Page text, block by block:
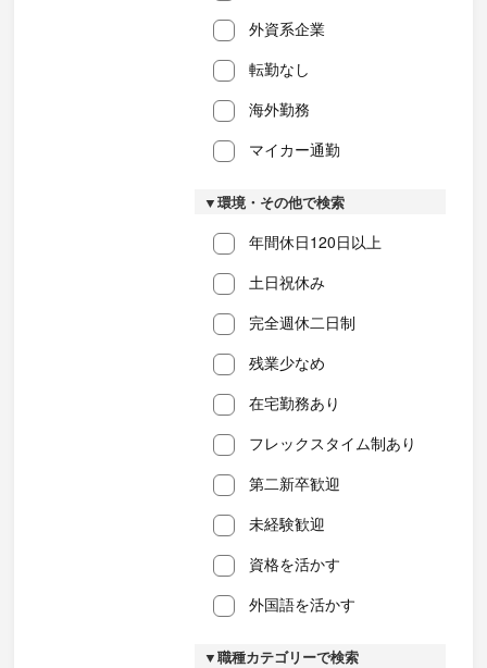
外資系企業
転勤なし
海外勤務
マイカー通勤
▼環境・その他で検索
年間休日120日以上
土日祝休み
完全週休二日制
残業少なめ
在宅勤務あり
フレックスタイム制あり
第二新卒歓迎
未経験歓迎
資格を活かす
外国語を活かす
▼職種カテゴリーで検索